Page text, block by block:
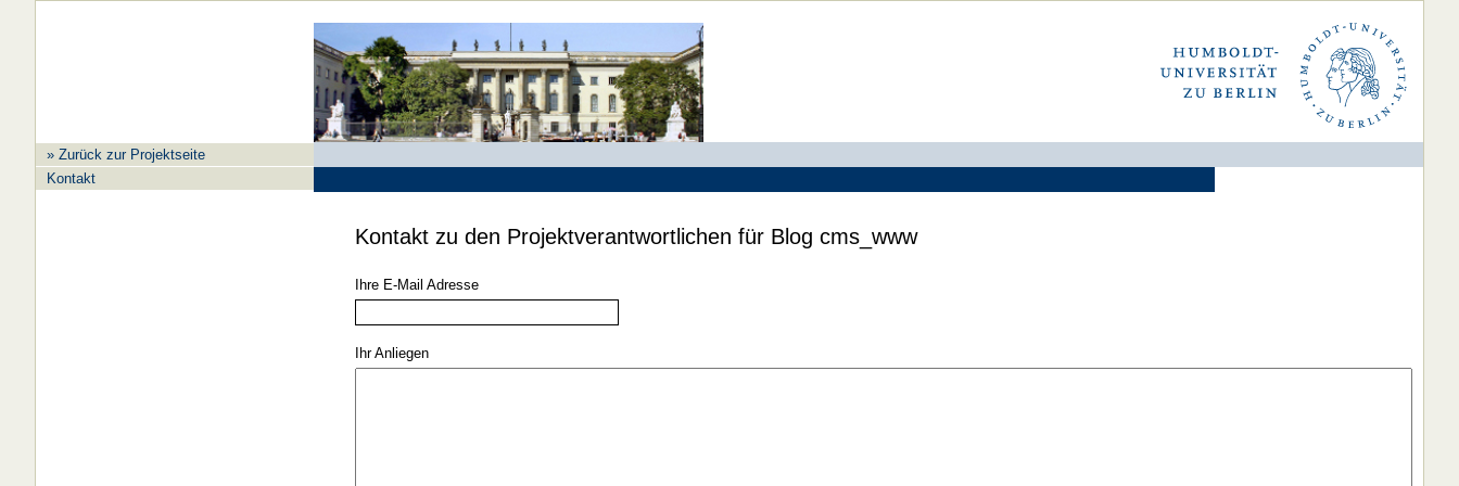
» Zurück zur Projektseite
Kontakt
Kontakt zu den Projektverantwortlichen für Blog cms_www
Ihre E-Mail Adresse
Ihr Anliegen